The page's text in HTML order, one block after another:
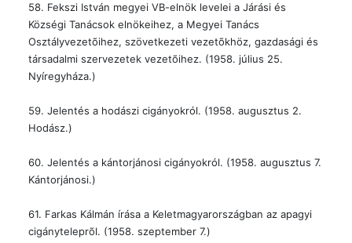
58. Fekszi István megyei VB-elnök levelei a Járási és
Községi Tanácsok elnökeihez, a Megyei Tanács
Osztályvezetõihez, szövetkezeti vezetõkhöz, gazdasági és
társadalmi szervezetek vezetõihez. (1958. július 25.
Nyíregyháza.)
59. Jelentés a hodászi cigányokról. (1958. augusztus 2.
Hodász.)
60. Jelentés a kántorjánosi cigányokról. (1958. augusztus 7.
Kántorjánosi.)
61. Farkas Kálmán írása a Keletmagyarországban az apagyi
cigányteleprõl. (1958. szeptember 7.)